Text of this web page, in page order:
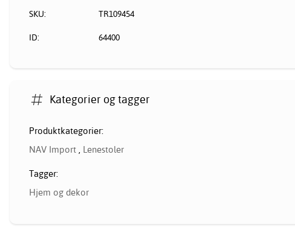
SKU: TR109454
ID: 64400
Kategorier og tagger
Produktkategorier:
NAV Import , Lenestoler
Tagger:
Hjem og dekor